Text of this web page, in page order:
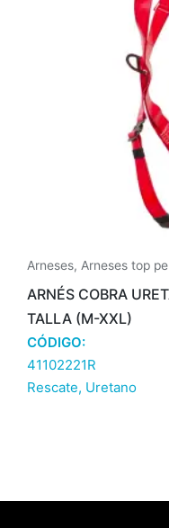
Arneses, Arneses top
ARNÉS COBRA
TALLA (M-XXL)
CÓDIGO:
41102221R
Rescate, Uretano